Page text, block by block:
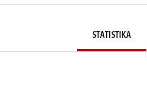
STATISTIKA